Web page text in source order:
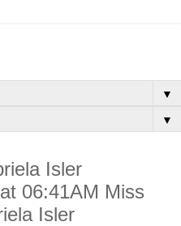
▼
▼
Isler
06:41AM Miss
Isler